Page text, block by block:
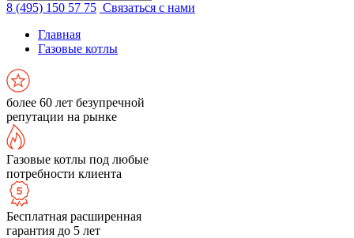
8 (495) 150 57 75 Связаться с нами
Главная
Газовые котлы
более 60 лет безупречной
репутации на рынке
Газовые котлы под любые
потребности клиента
Бесплатная расширенная
гарантия до 5 лет